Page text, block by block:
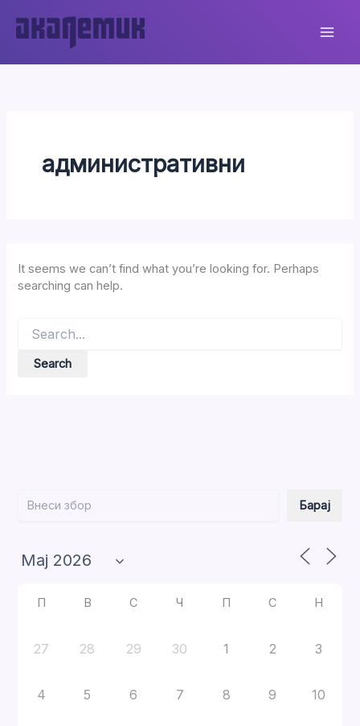
content
административни
It seems we can’t find what you’re looking for. Perhaps
searching can help.
for:
Барај
П В С Ч П С Н
27 28 29 30 1 2 3
4 5 6 7 8 9 10